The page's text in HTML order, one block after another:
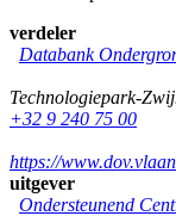
verdeler
Databank
Technologiepark-
+32 9 240 75 00
https://
uitgever
Ondersteunend